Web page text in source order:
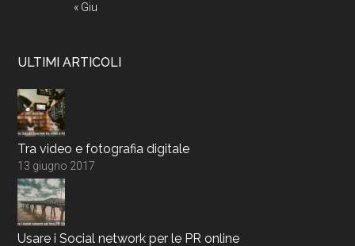
« Giu
ULTIMI ARTICOLI
Tra video e fotografia digitale
13 giugno 2017
Usare i Social network per le PR online